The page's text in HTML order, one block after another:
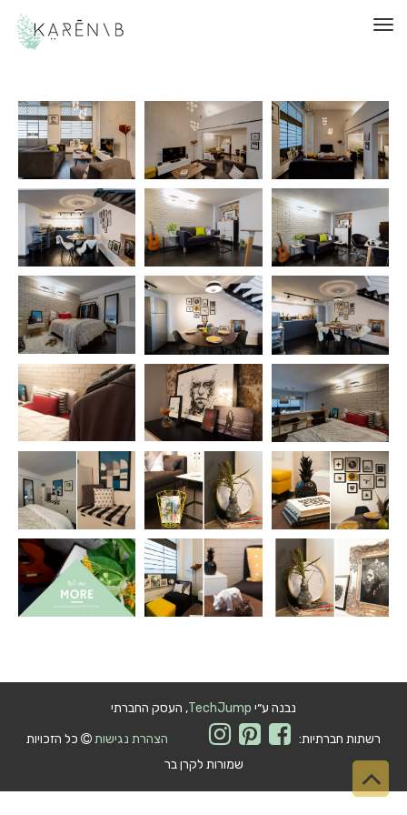
תפריט
נבנה ע״י TechJump, העסק החברתי
רשתות חברתיות:
הצהרת נגישות
כל הזכויות
שמורות לקרן בר
גלילה